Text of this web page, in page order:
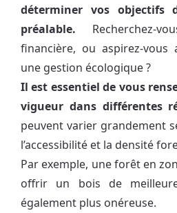
déterminer vos objectifs
préalable. Recherchez-
financière, ou aspirez-
une gestion écologique ?
Il est essentiel de vous
vigueur dans différentes
peuvent varier grandement
l’accessibilité et la densité
Par exemple, une forêt en
offrir un bois de
également plus onéreuse.